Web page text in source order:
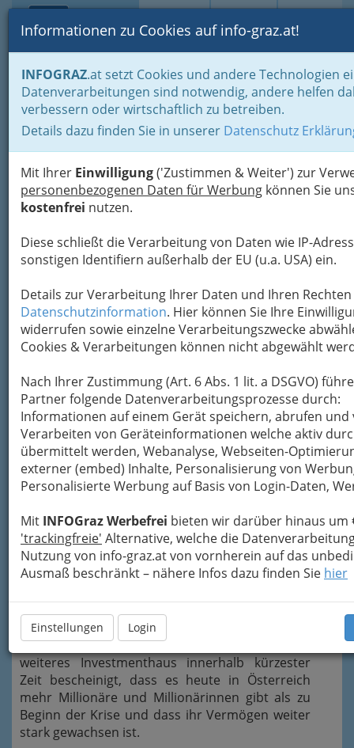
Suche Login Toggle
Informationen zu Cookies auf info-graz.at!
INFOGRAZ.at setzt Cookies und andere Technologien
Datenverarbeitungen sind notwendig, andere helfen
verbessern oder wirtschaftlich zu betreiben.
Details dazu finden Sie in unserer Datenschutz
Mit Ihrer Einwilligung('Zustimmen & Weiter') zur
personenbezogenen Daten für Werbung können Sie
kostenfrei nutzen.
Diese schließt die Verarbeitung von Daten wie IP-
sonstigen Identifiern außerhalb der EU (u.a. USA) ein.
Details zur Verarbeitung Ihrer Daten und Ihren
Datenschutzinformation. Hier können Sie Ihre
widerrufen sowie einzelne Verarbeitungszwecke
Cookies & Verarbeitungen können nicht abgewählt
Nach Ihrer Zustimmung (Art. 6 Abs. 1 lit. a DSGVO)
Partner folgende Datenverarbeitungsprozesse durch:
Informationen auf einem Gerät speichern, abrufen und
Verarbeiten von Geräteinformationen welche aktiv
übermittelt werden, Webanalyse, Webseiten-
externer (embed) Inhalte, Personalisierung von
Personalisierte Werbung auf Basis von Login-Daten,
Mit INFOGraz Werbefrei bieten wir darüber hinaus um
'trackingfreie' Alternative, welche die
Nutzung von info-graz.at von vornherein auf das
Ausmaß beschränkt – nähere Infos dazu finden Sie hier
Einstellungen Login
Home Blogs
Politik - von Stadtpolitik bis zur Weltpolitik
Österreichische Politik und Verwaltung
(DIESE) Krisenpolitik
macht(e) Reiche reicher und
Arme ärmer
Heute gibt es in Österreich
und ihr Vermögen ist weiter
überdurchschnittlich stark gewachsen.
Vermögensuhr zeigt das große
Potential von Vermögenssteuern
Obfrau von Attac Österreich
Mit der Vermögensstudie von Valluga hat ein
weiteres Investmenthaus innerhalb kürzester
Zeit bescheinigt, dass es heute in Österreich
mehr Millionäre und Millionärinnen gibt als zu
Beginn der Krise und dass ihr Vermögen weiter
stark gewachsen ist.